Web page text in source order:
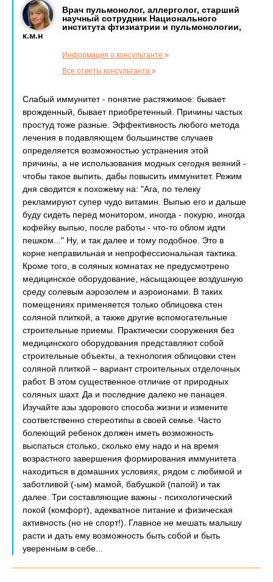
Врач пульмонолог, аллерголог, старший
научный сотрудник Национального
института фтизиатрии и пульмонологии,
к.м.н
Информация о консультанте
Все ответы консультанта
Слабый иммунитет - понятие растяжимое: бывает
врожденный, бывает приобретенный. Причины частых
простуд тоже разные. Эффективность любого метода
лечения в подавляющем большинстве случаев
определяется возможностью устранения этой
причины, а не использования модных сегодня веяний -
чтобы такое выпить, дабы повысить иммунитет. Режим
дня сводится к похожему на: "Ага, по телеку
рекламируют супер чудо витамин. Выпью его и дальше
буду сидеть перед монитором, иногда - покурю, иногда
кофейку выпью, после работы - что-то облом идти
пешком..." Ну, и так далее и тому подобное. Это в
корне неправильная и непрофессиональная тактика.
Кроме того, в соляных комнатах не предусмотрено
медицинское оборудование, насыщающее воздушную
среду солевым аэрозолем и аэроионами. В таких
помещениях применяется только облицовка стен
соляной плиткой, а также другие вспомогательные
строительные приемы. Практически сооружения без
медицинского оборудования представляют собой
строительные объекты, а технология облицовки стен
соляной плиткой – вариант строительных отделочных
работ. В этом существенное отличие от природных
соляных шахт. Да и последние далеко не панацея.
Изучайте азы здорового способа жизни и измените
соответственно стереотипы в своей семье. Часто
болеющий ребенок должен иметь возможность
выспаться столько, сколько ему надо и на время
возрастного завершения формирования иммунитета
находиться в домашних условиях, рядом с любимой и
заботливой (-ым) мамой, бабушкой (папой) и так
далее. Три составляющие важны - психологический
покой (комфорт), адекватное питание и физическая
активность (но не спорт!). Главное не мешать малышу
расти и дать ему возможность быть собой и быть
уверенным в себе...